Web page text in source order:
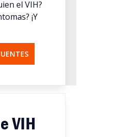
el VIH?
¡Y
VIH